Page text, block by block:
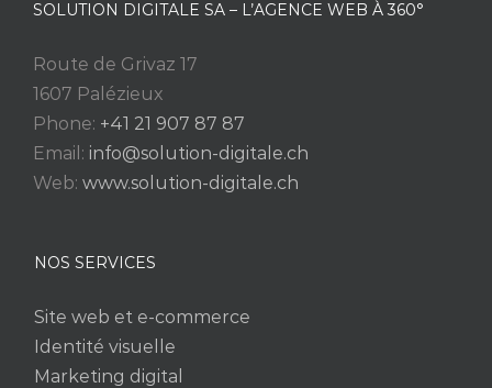
SOLUTION DIGITALE SA – L’AGENCE WEB À 360°
Route de Grivaz 17
1607 Palézieux
Phone: +41 21 907 87 87
Email: info@solution-digitale.ch
Web: www.solution-digitale.ch
NOS SERVICES
Site web et e-commerce
Identité visuelle
Marketing digital